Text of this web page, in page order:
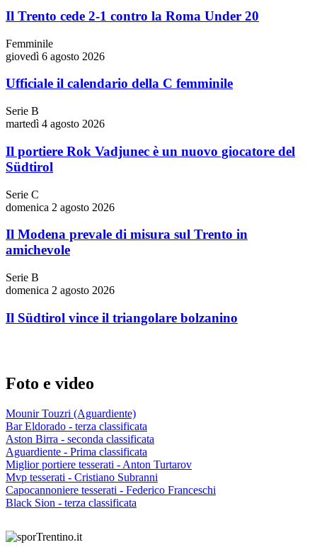
Il Trento cede 2-1 contro la Roma Under 20
Femminile
giovedì 6 agosto 2026
Ufficiale il calendario della C femminile
Serie B
martedì 4 agosto 2026
Il portiere Rok Vadjunec è un nuovo giocatore del
Südtirol
Serie C
domenica 2 agosto 2026
Il Modena prevale di misura sul Trento in
amichevole
Serie B
domenica 2 agosto 2026
Il Südtirol vince il triangolare bolzanino
Foto e video
Mounir Touzri (Aguardiente)
Bar Eldorado - terza classificata
Aston Birra - seconda classificata
Aguardiente - Prima classificata
Miglior portiere tesserati - Anton Turtarov
Mvp tesserati - Cristiano Subranni
Capocannoniere tesserati - Federico Franceschi
Black Sion - terza classificata